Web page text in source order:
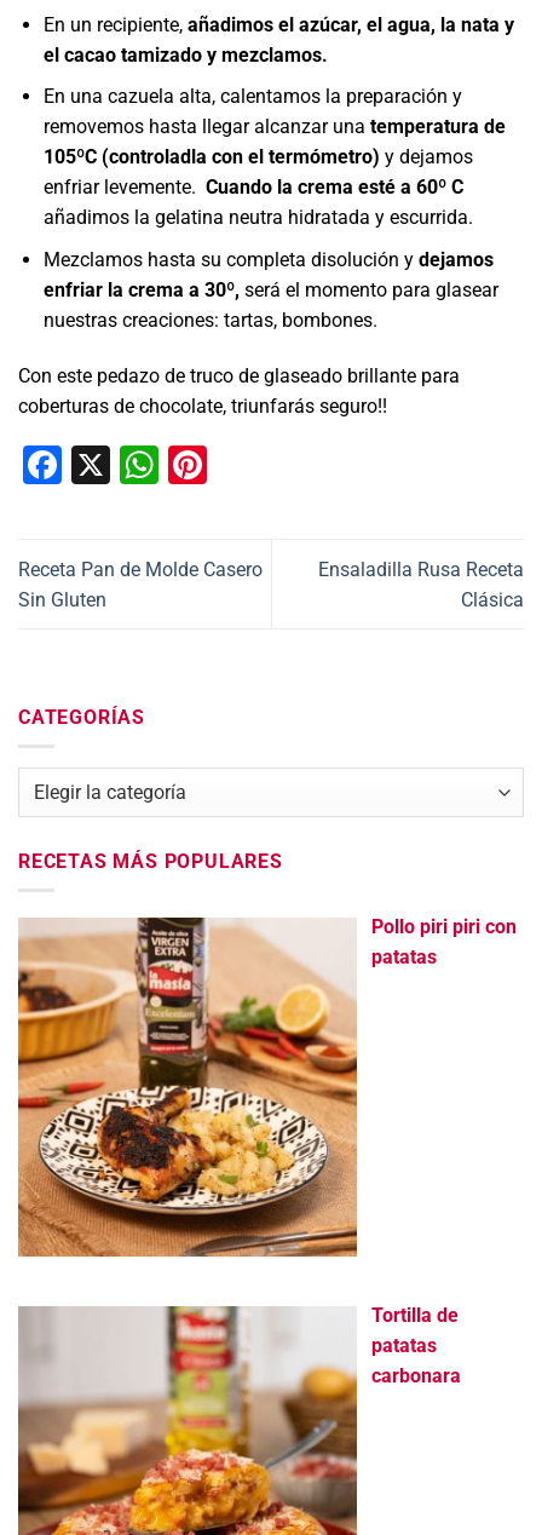
En un recipiente, añadimos el azúcar, el agua, la nata y
el cacao tamizado y mezclamos.
En una cazuela alta, calentamos la preparación y
removemos hasta llegar alcanzar una temperatura de
105ºC (controladla con el termómetro) y dejamos
enfriar levemente. Cuando la crema esté a 60º C
añadimos la gelatina neutra hidratada y escurrida.
Mezclamos hasta su completa disolución y dejamos
enfriar la crema a 30º, será el momento para glasear
nuestras creaciones: tartas, bombones.
Con este pedazo de truco de glaseado brillante para
coberturas de chocolate, triunfarás seguro!!
Facebook
X WhatsApp
Receta Pan de Molde Casero
Sin Gluten
Ensaladilla Rusa Receta
Clásica
CATEGORÍAS
Categorías
RECETAS MÁS POPULARES
Pollo piri piri con
patatas
Tortilla de
patatas
carbonara